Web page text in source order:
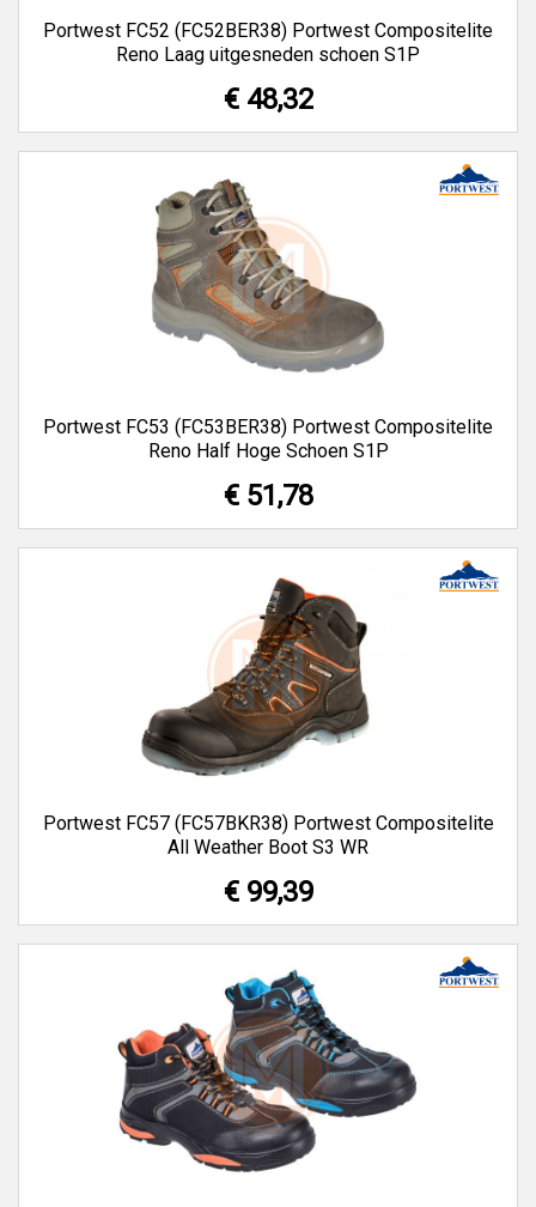
Portwest FC52 (FC52BER38) Portwest Compositelite
Reno Laag uitgesneden schoen S1P
€ 48,32
Portwest FC53 (FC53BER38) Portwest Compositelite
Reno Half Hoge Schoen S1P
€ 51,78
Portwest FC57 (FC57BKR38) Portwest Compositelite
All Weather Boot S3 WR
€ 99,39